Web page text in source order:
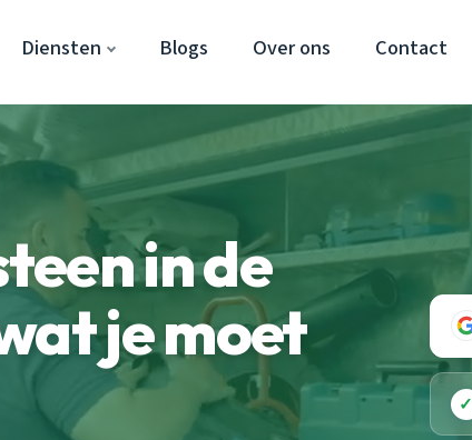
Diensten Blogs Over ons Contact
in de
je moet
✓